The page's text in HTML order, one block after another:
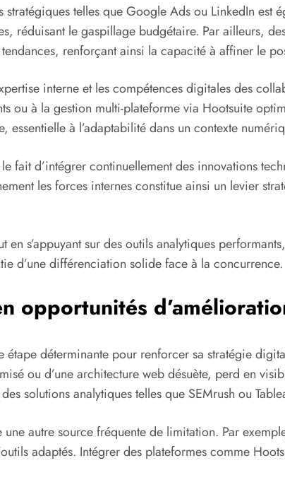
telles que Google Ads ou LinkedIn est
réduisant le gaspillage budgétaire. Par ailleurs,
renforçant ainsi la capacité à affiner le
interne et les compétences digitales des
ou à la gestion multi-plateforme via Hootsuite
à l’adaptabilité dans un contexte
fait d’intégrer continuellement des innovations
les forces internes constitue ainsi un levier
s’appuyant sur des outils analytiques
d’une différenciation solide face à la concurrence.
opportunités
étape déterminante pour renforcer sa stratégie
ou d’une architecture web désuète, perd en
solutions analytiques telles que SEMrush ou
autre source fréquente de limitation. Par
adaptés. Intégrer des plateformes comme